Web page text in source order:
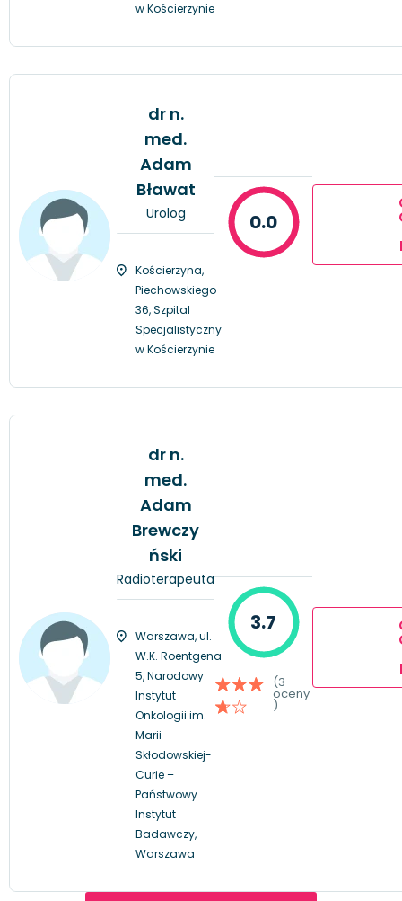
w Kościerzynie
dr n.
med.
Adam
Bławat
Urolog
Kościerzyna,
Piechowskiego
36, Szpital
Specjalistyczny
w Kościerzynie
0.0
dr n.
med.
Adam
Brewczy
ński
Radioterapeuta
Warszawa, ul.
W.K. Roentgena
5, Narodowy
Instytut
Onkologii im.
Marii
Skłodowskiej-
Curie –
Państwowy
Instytut
Badawczy,
Warszawa
3.7
(3
oceny
)